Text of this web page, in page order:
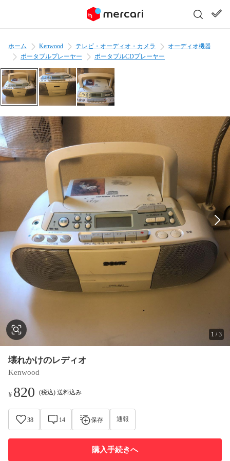
ホーム Kenwood テレビ・オーディオ・カメラ
オーディオ機器
ポータブルプレーヤー
ポータブルCDプレーヤー
1 /3
壊れかけのレディオ
Kenwood
¥820 (税込) 送料込み
38 14 保存 通報
購入手続きへ